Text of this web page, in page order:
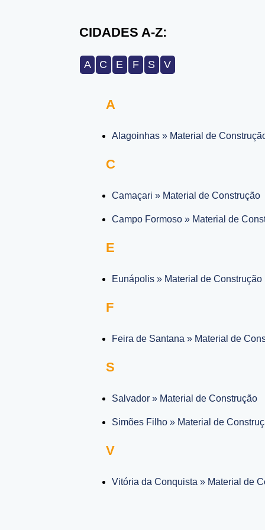
CIDADES A-Z:
A C E F S V
A
Alagoinhas » Material de
C
Camaçari » Material de Construção
Campo Formoso » Material de
E
Eunápolis » Material de Construção
F
Feira de Santana » Material de
S
Salvador » Material de Construção
Simões Filho » Material de
V
Vitória da Conquista » Material de